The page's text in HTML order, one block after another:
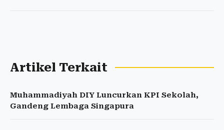
Artikel Terkait
Muhammadiyah DIY Luncurkan KPI Sekolah,
Gandeng Lembaga Singapura